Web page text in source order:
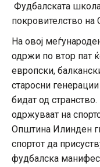
Фудбалската
покровителство
На овој
одржи по втор пат
европски,
старосни
бидат од
одржуваат на
Општина Илинден
спортот да
фудбалска